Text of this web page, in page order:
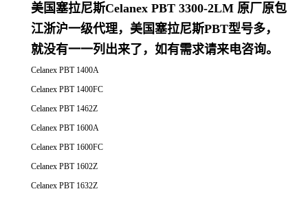
美国塞拉尼斯Celanex PBT 3300-2LM 原厂原包
江浙沪一级代理，美国塞拉尼斯PBT型号多，
就没有一一列出来了，如有需求请来电咨询。
Celanex PBT 1400A
Celanex PBT 1400FC
Celanex PBT 1462Z
Celanex PBT 1600A
Celanex PBT 1600FC
Celanex PBT 1602Z
Celanex PBT 1632Z